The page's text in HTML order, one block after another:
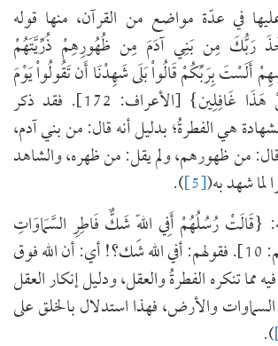
في عدّة مواضع من القرآن، منها قوله
رَبُّكَ مِن بَنِي آدَمَ مِن ظُهُورِهِمْ ذُرِّيَّتَهُمْ
أَلَسْتَ بِرَبِّكُمْ قَالُواْ بَلَى شَهِدْنَا أَن تَقُولُواْ يَوْمَ
الْقِيَامَةِ إِنَّا كُنَّا عَنْ هَذَا غَافِلِين} [الأعراف: 172]. فقد ذكر
هي الفطرةُ؛ بدليل أنه قال: من بني آدم،
قال: من ظهورهم، ولم يقل: من ظهره، والشاهد
لما شهد به([5]
).
{قَالَتْ رُسُلُهُمْ أَفِي اللّهِ شَكٌّ فَاطِرِ السَّمَاوَاتِ
وَالأَرْضِ} [إبراهيم: 10]. فقولهم: أفي الله شك؟! أي: أن الله فوق
مما تنكره الفطرةُ والعقل، ودليل إنكار العقل
والأرض، فهذا استدلال بالخلق على
).